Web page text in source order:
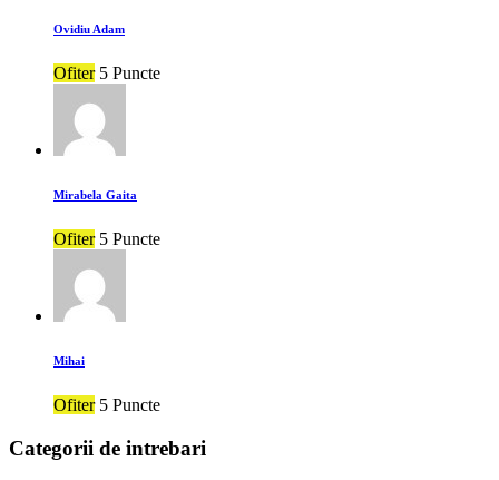
Ovidiu Adam
Ofiter 5 Puncte
Mirabela Gaita
Ofiter 5 Puncte
Mihai
Ofiter 5 Puncte
Categorii de intrebari